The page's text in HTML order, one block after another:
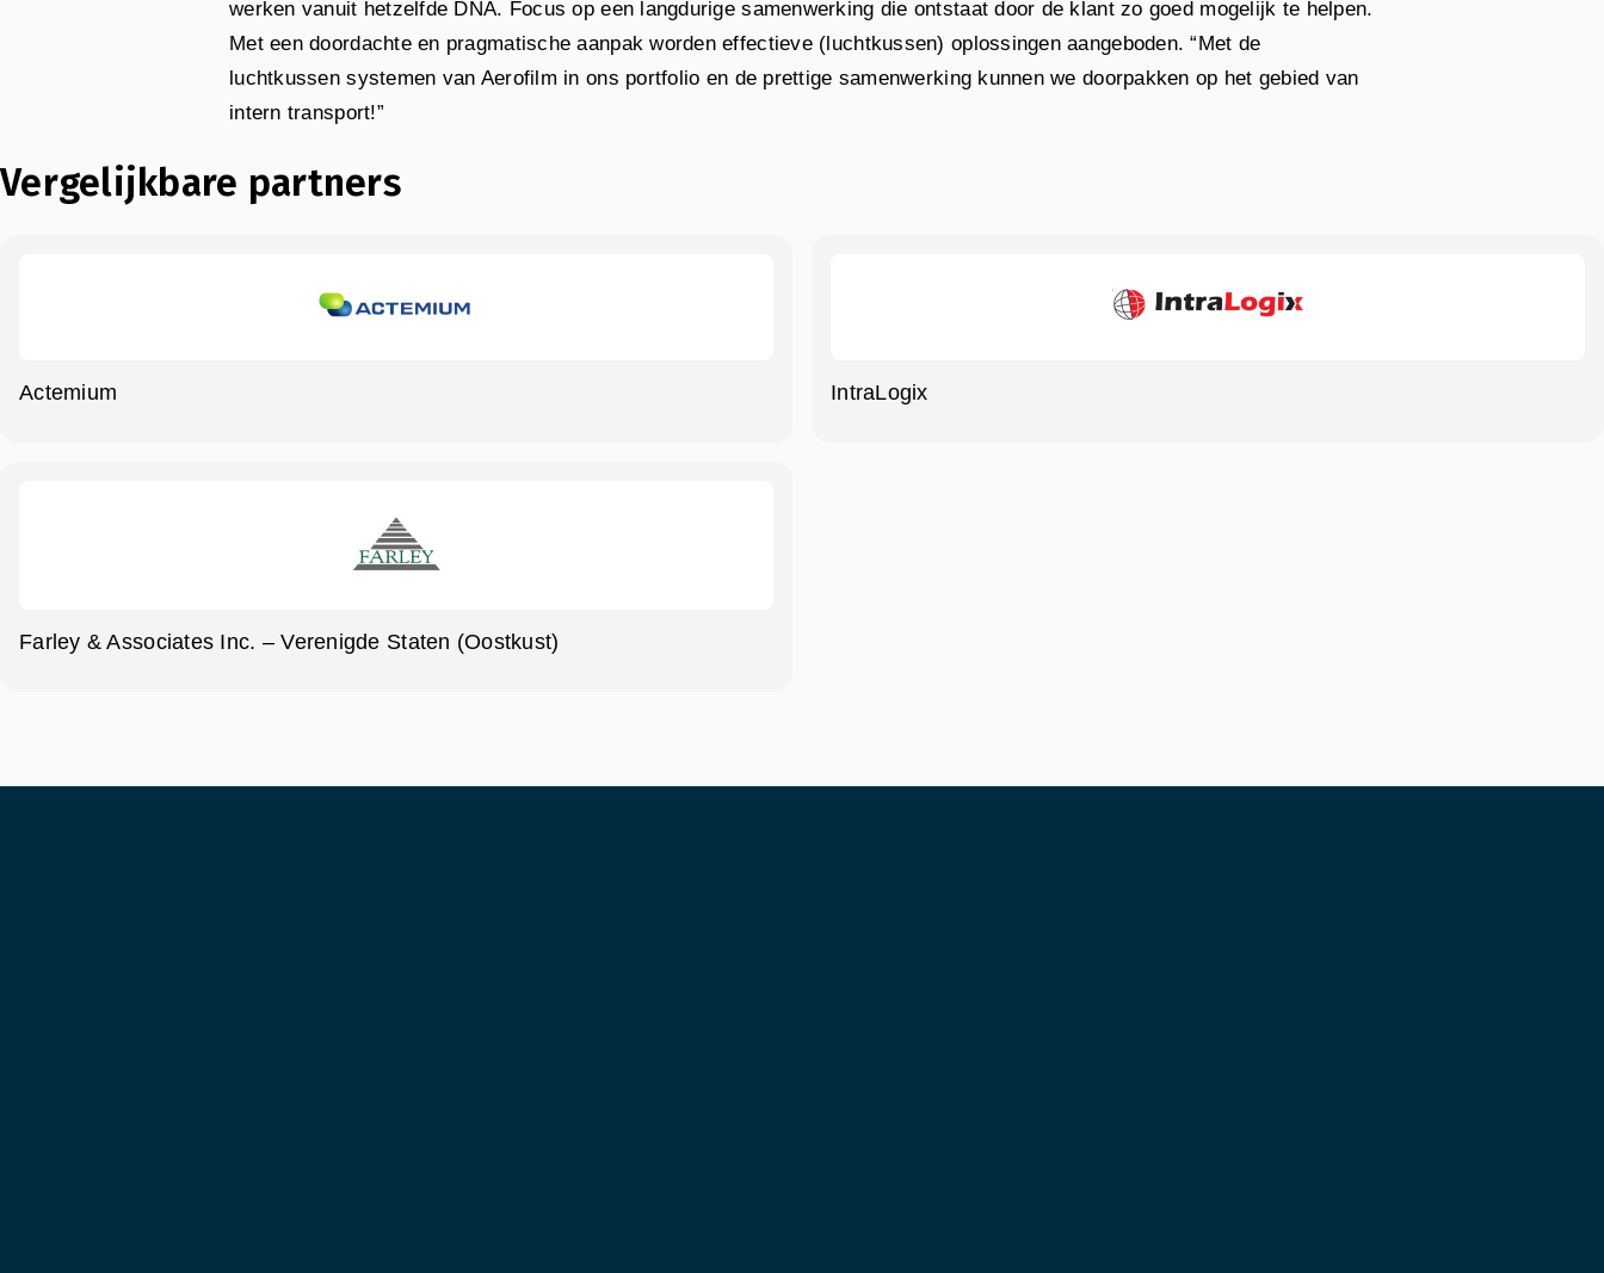
werken vanuit hetzelfde DNA. Focus op een langdurige samenwerking die ontstaat door de klant zo goed mogelijk te helpen.
Met een doordachte en pragmatische aanpak worden effectieve (luchtkussen) oplossingen aangeboden. “Met de
luchtkussen systemen van Aerofilm in ons portfolio en de prettige samenwerking kunnen we doorpakken op het gebied van
intern transport!”
Vergelijkbare partners
Actemium IntraLogix
Farley & Associates Inc. – Verenigde Staten (Oostkust)